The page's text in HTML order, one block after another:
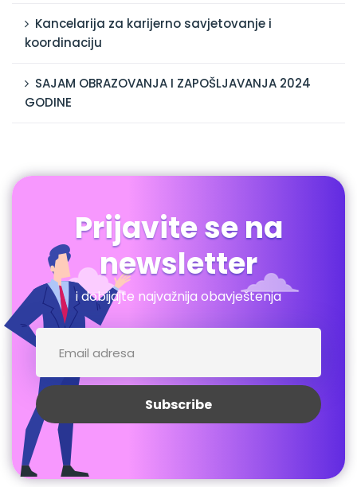
Kancelarija za karijerno savjetovanje i
koordinaciju
SAJAM OBRAZOVANJA I ZAPOŠLJAVANJA 2024
GODINE
Prijavite se na
newsletter
i dobijajte najvažnija obavještenja